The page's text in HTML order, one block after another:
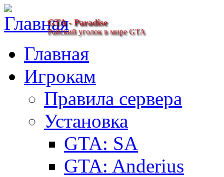
GTA - Paradise
Райский уголок в мире GTA
Главная
Игрокам
Правила сервера
Установка
GTA: SA
GTA: Anderius